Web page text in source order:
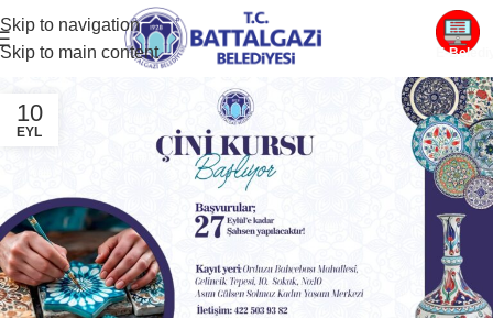
Skip to navigation
Skip to main content
E-
10
EYL